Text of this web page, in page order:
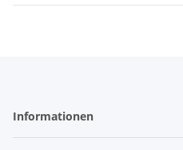
Informationen